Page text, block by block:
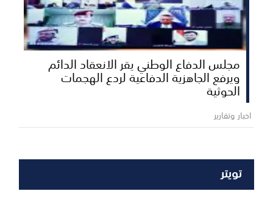
مجلس الدفاع الوطني يقر الانعقاد الدائم
ويرفع الجاهزية الدفاعية لردع الهجمات
الحوثية
اخبار وتقارير
تويتر